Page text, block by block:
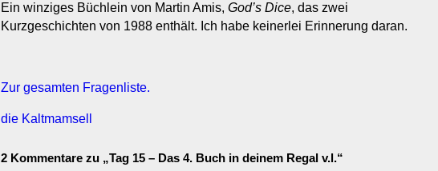
Ein winziges Büchlein von Martin Amis, God’s Dice, das zwei
Kurzgeschichten von 1988 enthält. Ich habe keinerlei Erinnerung daran.
Zur gesamten Fragenliste.
die Kaltmamsell
2 Kommentare zu „Tag 15 – Das 4. Buch in deinem Regal v.l.“